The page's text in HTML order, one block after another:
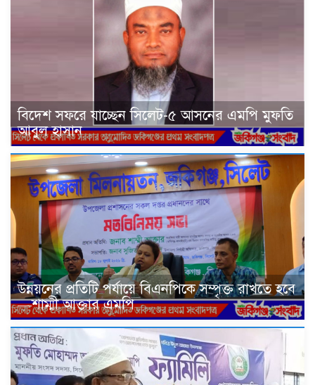
বিদেশ সফরে যাচ্ছেন সিলেট-৫ আসনের এমপি মুফতি
আবুল হাসান
উন্নয়নের প্রতিটি পর্যায়ে বিএনপিকে সম্পৃক্ত রাখতে হবে
—শাম্মী আক্তার এমপি